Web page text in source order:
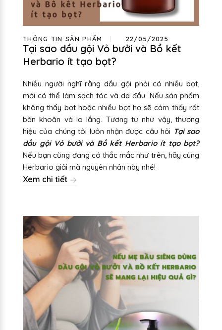
THÔNG TIN SẢN PHẨM 22/05/2025
Tại sao dầu gội Vỏ bưởi và Bồ kết
Herbario ít tạo bọt?
Nhiều người nghĩ rằng dầu gội phải có nhiều bọt,
mới có thể làm sạch tóc và da đầu. Nếu sản phẩm
không thấy bọt hoặc nhiều bọt họ sẽ cảm thấy rất
băn khoăn và lo lắng. Tương tự như vậy, thương
hiệu của chúng tôi luôn nhận được câu hỏi Tại sao
dầu gội Vỏ bưởi và Bồ kết Herbario ít tạo bọt?
Nếu bạn cũng đang có thắc mắc như trên, hãy cùng
Herbario giải mã nguyên nhân này nhé!
Xem chi tiết